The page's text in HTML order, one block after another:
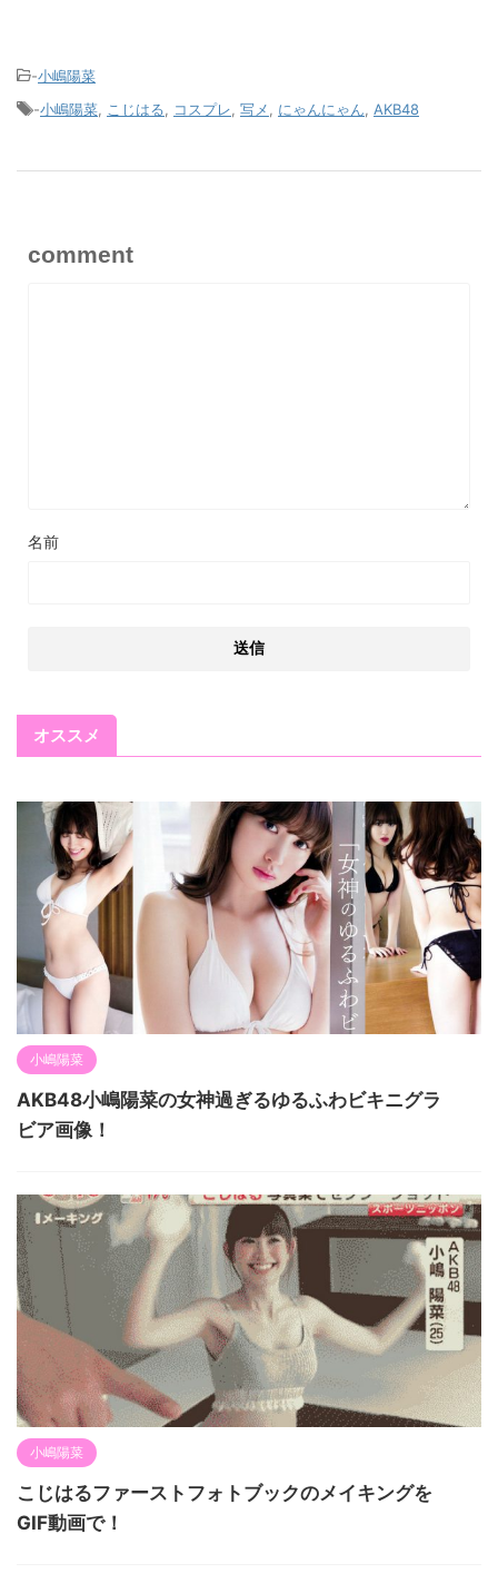
-小嶋陽菜
-小嶋陽菜 こじはる コスプレ 写メ にゃんにゃん AKB48
comment
名前
オススメ
小嶋陽菜
AKB48小嶋陽菜の女神過ぎるゆるふわビキニグラ
ビア画像！
小嶋陽菜
こじはるファーストフォトブックのメイキングを
GIF動画で！